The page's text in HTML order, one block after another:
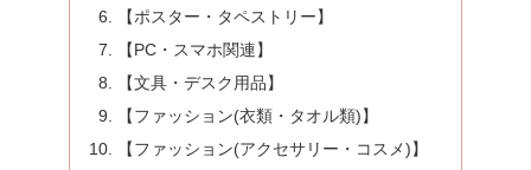
【ポスター・タペストリー】
【PC・スマホ関連】
【文具・デスク用品】
【ファッション(衣類・タオル類)】
【ファッション(アクセサリー・コスメ)】